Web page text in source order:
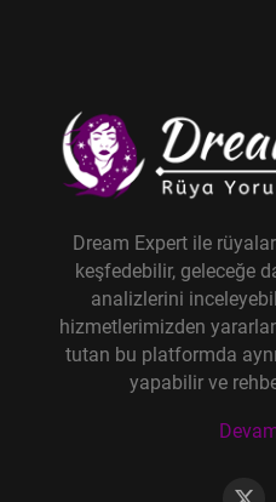
Dream Expert ile
keşfedebilir, geleceğe
analizlerini
hizmetlerimizden
tutan bu platformda
yapabilir ve